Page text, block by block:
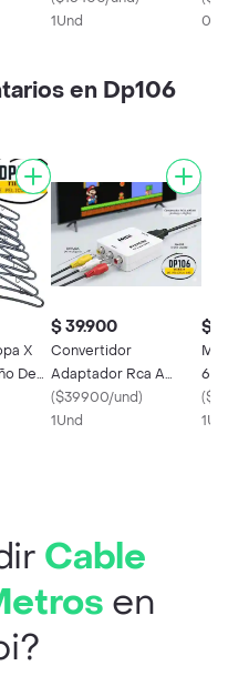
1Und
en Dp106
X
De
$ 39.900
Convertidor
Adaptador Rca A
Hdmi Av2hdmi Tvbox
Full Hd 1080p
($39900/und)
1Und
$
6
(
Cable
en